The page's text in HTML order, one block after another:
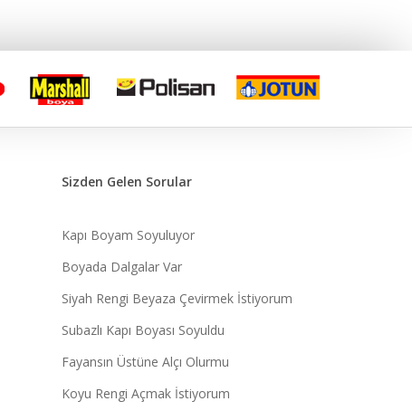
Sizden Gelen Sorular
Kapı Boyam Soyuluyor
Boyada Dalgalar Var
Siyah Rengi Beyaza Çevirmek İstiyorum
Subazlı Kapı Boyası Soyuldu
Fayansın Üstüne Alçı Olurmu
Koyu Rengi Açmak İstiyorum